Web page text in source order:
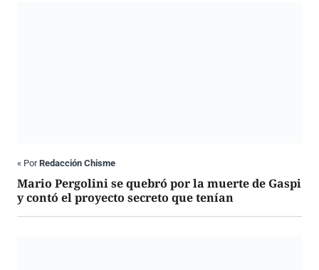
« PorRedacción Chisme
Mario Pergolini se quebró por la muerte de Gaspi
y contó el proyecto secreto que tenían